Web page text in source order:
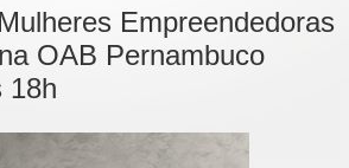
Empreendedoras
OAB Pernambuco
18h